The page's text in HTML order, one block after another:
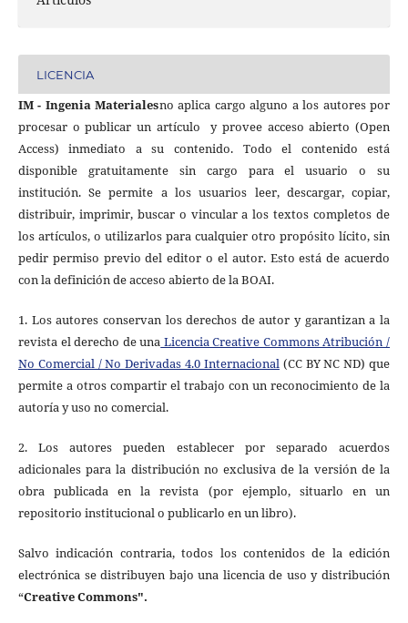
LICENCIA
IM - Ingenia Materialesno aplica cargo alguno a los autores por
procesar o publicar un artículo
y provee acceso abierto (Open
Access) inmediato a su contenido. Todo el contenido está
disponible gratuitamente sin cargo para el usuario o su
institución. Se permite a los usuarios leer, descargar, copiar,
distribuir, imprimir, buscar o vincular a los textos completos de
los artículos, o utilizarlos para cualquier otro propósito lícito, sin
pedir permiso previo del editor o el autor. Esto está de acuerdo
con la definición de acceso abierto de la BOAI.
1. Los autores conservan los derechos de autor y garantizan a la
revista el derecho de una Licencia Creative Commons Atribución /
No Comercial / No Derivadas 4.0 Internacional(CC BY NC ND) que
permite a otros compartir el trabajo con un reconocimiento de la
autoría y uso no comercial.
2. Los autores pueden establecer por separado acuerdos
adicionales para la distribución no exclusiva de la versión de la
obra publicada en la revista (por ejemplo, situarlo en un
repositorio institucional o publicarlo en un libro).
Salvo indicación contraria, todos los contenidos de la edición
electrónica se distribuyen bajo una licencia de uso y distribución
“Creative Commons".